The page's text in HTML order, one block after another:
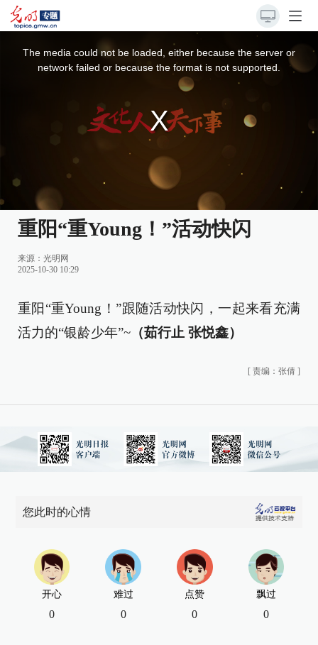
The media could not be loaded, either because the server or
network failed or because the format is not supported.
重阳“重Young！”活动快闪
来源： 光明网
2025-10-30 10:29
重阳“重Young！”跟随活动快闪，一起来看充满
活力的“银龄少年”~ （茹行止 张悦鑫）
[ 责编：张倩 ]
您此时的心情
开心
0
难过
0
点赞
0
飘过
0